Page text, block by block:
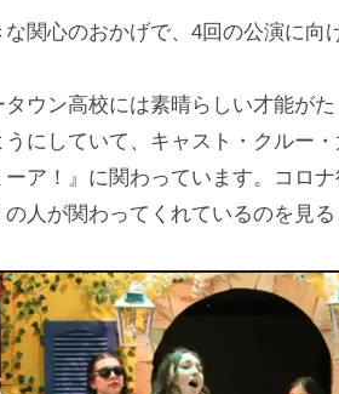
な関心のおかげで、4回の公演に向
タウン高校には素晴らしい才能が
うにしていて、キャスト・クルー
ーア！』に関わっています。コロ
の人が関わってくれているのを見る